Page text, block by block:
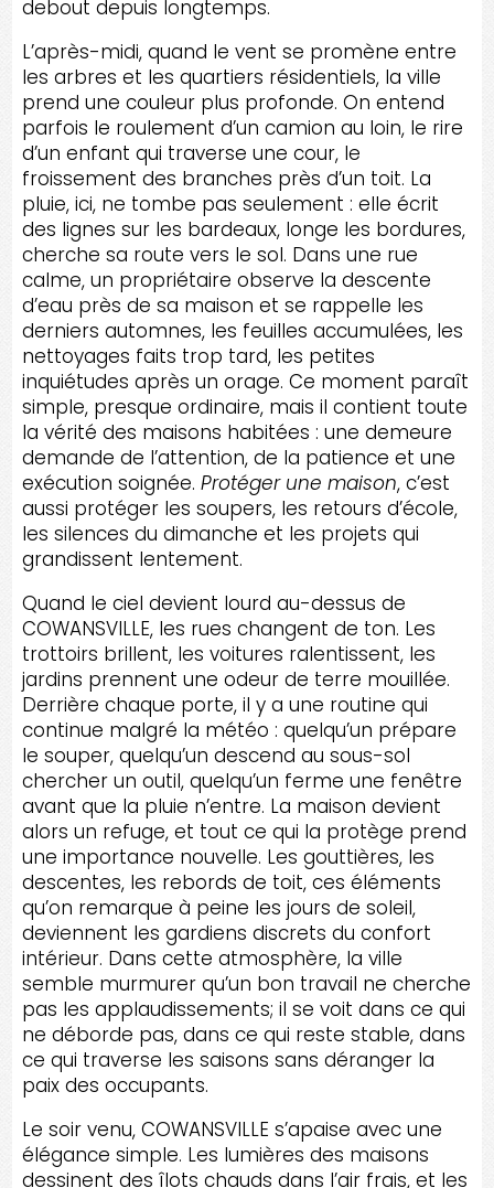
debout depuis longtemps.
L’après-midi, quand le vent se promène entre
les arbres et les quartiers résidentiels, la ville
prend une couleur plus profonde. On entend
parfois le roulement d’un camion au loin, le rire
d’un enfant qui traverse une cour, le
froissement des branches près d’un toit. La
pluie, ici, ne tombe pas seulement : elle écrit
des lignes sur les bardeaux, longe les bordures,
cherche sa route vers le sol. Dans une rue
calme, un propriétaire observe la descente
d’eau près de sa maison et se rappelle les
derniers automnes, les feuilles accumulées, les
nettoyages faits trop tard, les petites
inquiétudes après un orage. Ce moment paraît
simple, presque ordinaire, mais il contient toute
la vérité des maisons habitées : une demeure
demande de l’attention, de la patience et une
exécution soignée. Protéger une maison, c’est
aussi protéger les soupers, les retours d’école,
les silences du dimanche et les projets qui
grandissent lentement.
Quand le ciel devient lourd au-dessus de
COWANSVILLE, les rues changent de ton. Les
trottoirs brillent, les voitures ralentissent, les
jardins prennent une odeur de terre mouillée.
Derrière chaque porte, il y a une routine qui
continue malgré la météo : quelqu’un prépare
le souper, quelqu’un descend au sous-sol
chercher un outil, quelqu’un ferme une fenêtre
avant que la pluie n’entre. La maison devient
alors un refuge, et tout ce qui la protège prend
une importance nouvelle. Les gouttières, les
descentes, les rebords de toit, ces éléments
qu’on remarque à peine les jours de soleil,
deviennent les gardiens discrets du confort
intérieur. Dans cette atmosphère, la ville
semble murmurer qu’un bon travail ne cherche
pas les applaudissements; il se voit dans ce qui
ne déborde pas, dans ce qui reste stable, dans
ce qui traverse les saisons sans déranger la
paix des occupants.
Le soir venu, COWANSVILLE s’apaise avec une
élégance simple. Les lumières des maisons
dessinent des îlots chauds dans l’air frais, et les